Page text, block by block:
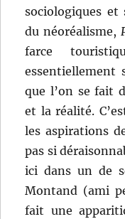
sociologiques
du néoréalisme,
farce
essentiellement
que l’on se fait
et la réalité.
les aspirations
pas si
ici dans un de
Montand (ami
fait une